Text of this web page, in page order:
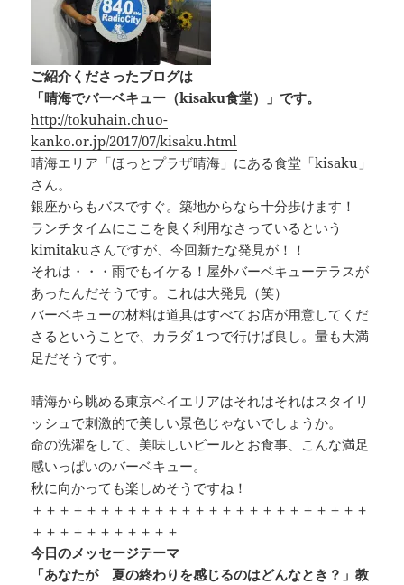
ご紹介くださったブログは
「晴海でバーベキュー（kisaku食堂）」です。
http://tokuhain.chuo-
kanko.or.jp/2017/07/kisaku.html
晴海エリア「ほっとプラザ晴海」にある食堂「kisaku」
さん。
銀座からもバスですぐ。築地からなら十分歩けます！
ランチタイムにここを良く利用なさっているという
kimitakuさんですが、今回新たな発見が！！
それは・・・雨でもイケる！屋外バーベキューテラスが
あったんだそうです。これは大発見（笑）
バーベキューの材料は道具はすべてお店が用意してくだ
さるということで、カラダ１つで行けば良し。量も大満
足だそうです。
晴海から眺める東京ベイエリアはそれはそれはスタイリ
ッシュで刺激的で美しい景色じゃないでしょうか。
命の洗濯をして、美味しいビールとお食事、こんな満足
感いっぱいのバーベキュー。
秋に向かっても楽しめそうですね！
＋＋＋＋＋＋＋＋＋＋＋＋＋＋＋＋＋＋＋＋＋＋＋＋＋
＋＋＋＋＋＋＋＋＋＋＋
今日のメッセージテーマ
「あなたが 夏の終わりを感じるのはどんなとき？」教